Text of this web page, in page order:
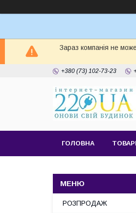
Зараз компанія не
+380 (73) 102-73-23
ГОЛОВНА
РОЗПРОДАЖ